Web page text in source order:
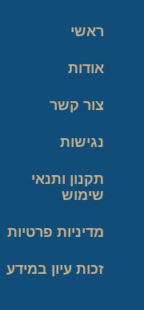
ראשי
אודות
צור קשר
נגישות
תקנון ותנאי
שימוש
מדיניות פרטיות
זכות עיון במידע